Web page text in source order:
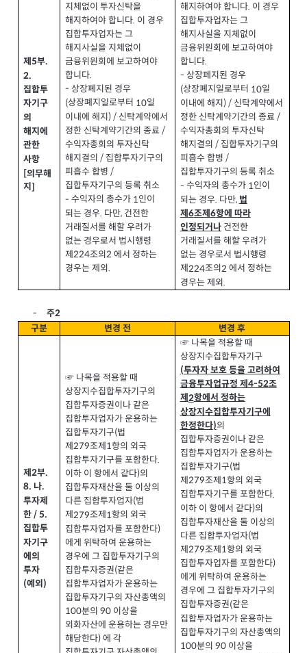
제 5부.
2.
집합투
자기구
의
해지에
관한
사항
[의무해
지 ]
지체없이 투자신탁을
해지하여야 합니다. 이 경우
집합투자업자는 그
해지사실을 지체없이
금융위원회에 보고하여야
합니다.
- 상장폐지된 경우
(상장폐지일로부터 10일
이내에 해지 ) / 신탁계약에서
정한 신탁계약기간의 종료/
수익자총회의 투자신탁
해지결의 / 집합투자기구의
피흡수 합병 /
집합투자기구의 등록 취소
- 수익자의 총수가1인이
되는 경우. 다만, 건전한
거래질서를 해할 우려가
없는 경우로서 법시행령
제 224조의2 에서 정하는
경우는 제외.
해지하여야 합니다. 이 경우
집합투자업자는 그
해지사실을 지체없이
금융위원회에 보고하여야
합니다.
- 상장폐지된 경우
(상장폐지일로부터 10일
이내에 해지 ) / 신탁계약에서
정한 신탁계약기간의 종료/
수익자총회의 투자신탁
해지결의 / 집합투자기구의
피흡수 합병 /
집합투자기구의 등록 취소
- 수익자의 총수가1인이
되는 경우. 다만, 법
제 6조제 6항에 따라
인정되거나건전한
거래질서를 해할 우려가
없는 경우로서 법시행령
제224조의2 에서 정하는
경우는 제외.
- 주2
구분
변경 전 변경 후
제 2부.
8. 나.
투자제
한/ 5.
집합투
자기구
에의
투자
(예외 )
☞ 나목을 적용할 때
상장지수집합투자기구의
집합투자증권이나 같은
집합투자업자가 운용하는
집합투자기구(법
제 279조제 1항의 외국
집합투자기구를 포함한다.
이하 이 항에서 같다)의
집합투자재산을 둘 이상의
다른 집합투자업자(법
제279조제 1항의 외국
집합투자업자를 포함한다)
에게 위탁하여 운용하는
경우에 그 집합투자기구의
집합투자증권(같은
집합투자업자가 운용하는
집합투자기구의 자산총액의
100분의 90 이상을
외화자산에 운용하는 경우만
해당한다)에 각
☞ 나목을 적용할 때
상장지수집합투자기구
(투자자 보호 등을 고려하여
금융투자업규정 제 4-52조
제2항에서 정하는
상장지수집합투자기구에
한정한다)의
집합투자증권이나 같은
집합투자업자가 운용하는
집합투자기구(법
제279조제 1항의 외국
집합투자기구를 포함한다.
이하 이 항에서 같다)의
집합투자재산을 둘 이상의
다른 집합투자업자(법
제 279조제 1항의 외국
집합투자업자를 포함한다)
에게 위탁하여 운용하는
경우에 그 집합투자기구의
집합투자증권(같은
집합투자업자가 운용하는
집합투자기구의 자산총액의
100분의 90 이상을